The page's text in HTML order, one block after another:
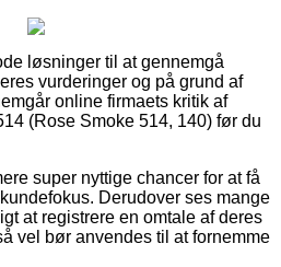
løsninger til at gennemgå
vurderinger og på grund af
online firmaets kritik af
(Rose Smoke 514, 140) før du
super nyttige chancer for at få
Derudover ses mange
at registrere en omtale af deres
vel bør anvendes til at fornemme